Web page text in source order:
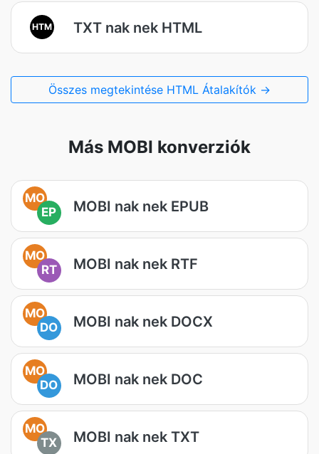
HTM TXT nak nek HTML
Összes megtekintése HTML Átalakítók →
Más MOBI konverziók
MO
EP
MOBI nak nek EPUB
MO
RT
MOBI nak nek RTF
MO
DO
MOBI nak nek DOCX
MO
DO
MOBI nak nek DOC
MO
TX
MOBI nak nek TXT